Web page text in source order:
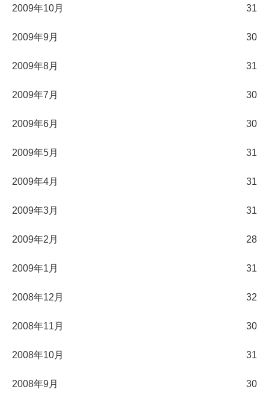
2009年10月 31
2009年9月 30
2009年8月 31
2009年7月 30
2009年6月 30
2009年5月 31
2009年4月 31
2009年3月 31
2009年2月 28
2009年1月 31
2008年12月 32
2008年11月 30
2008年10月 31
2008年9月 30